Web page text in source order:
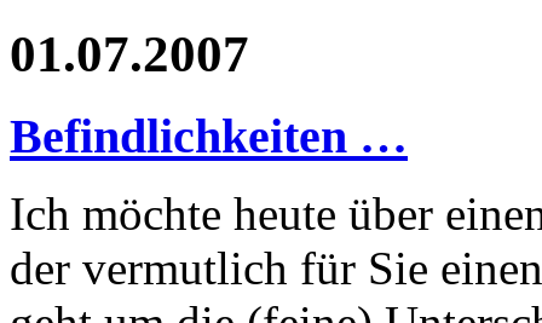
01.07.2007
Befindlichkeiten …
Ich möchte heute über
der vermutlich für Sie